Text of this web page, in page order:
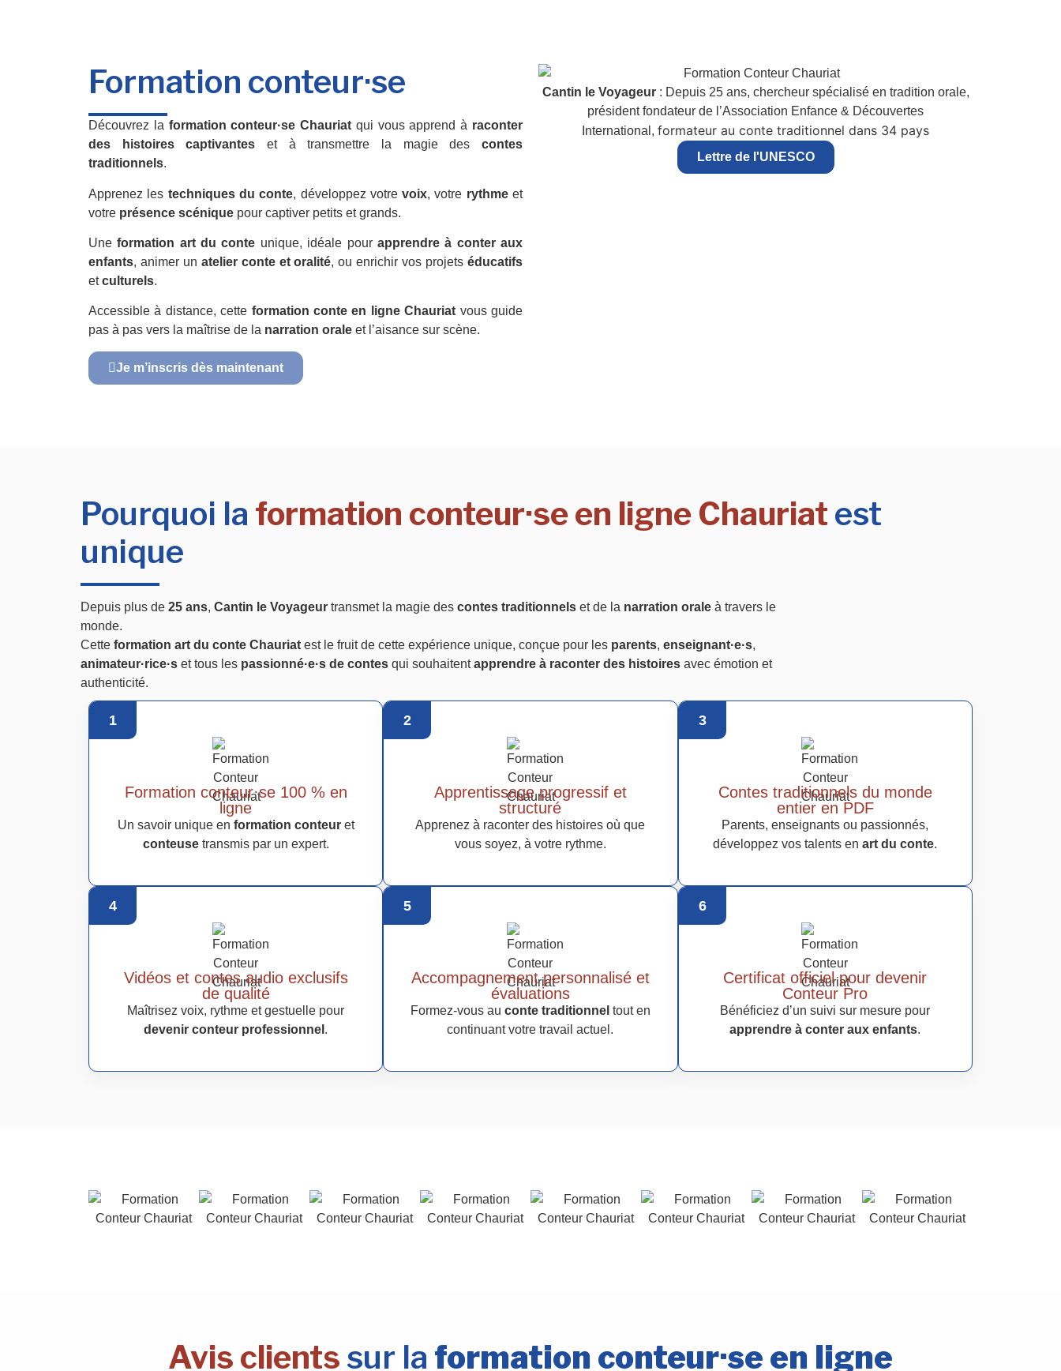
Formation conteur·se
Découvrez la formation conteur·se Chauriat qui vous apprend à raconter
des histoires captivantes et à transmettre la magie descontes
traditionnels.
Apprenez les techniques du conte, développez votrevoix, votre rythmeet
votre présence scénique pour captiver petits et grands.
Uneformation art du conte unique, idéale pour apprendre à conter aux
enfants, animer un atelier conte et oralité, ou enrichir vos projetséducatifs
etculturels.
Accessible à distance, cette formation conte en ligne Chauriat vous guide
pas à pas vers la maîtrise de la narration orale et l’aisance sur scène.
Je m’inscris dès maintenant
Cantin le Voyageur: Depuis 25 ans, chercheur spécialisé en tradition orale,
président fondateur de l’Association Enfance & Découvertes
International, formateur au conte traditionnel dans 34 pays
Lettre de l'UNESCO
Pourquoi la formation conteur·se en ligne Chauriat est
unique
Depuis plus de 25 ans, Cantin le Voyageur transmet la magie des contes traditionnels et de la narration orale à travers le
monde.
Cette formation art du conte Chauriat est le fruit de cette expérience unique, conçue pour les parents, enseignant·e·s,
animateur·rice·s et tous les passionné·e·s de contes qui souhaitentapprendre à raconter des histoires avec émotion et
authenticité.
1
Formation conteur·se 100 % en
ligne
Un savoir unique en formation conteuret
conteusetransmis par un expert.
2
Apprentissage progressif et
structuré
Apprenez à raconter des histoires où que
vous soyez, à votre rythme.
3
Contes traditionnels du monde
entier en PDF
Parents, enseignants ou passionnés,
développez vos talents enart du conte.
4
Vidéos et contes audio exclusifs
de qualité
Maîtrisez voix, rythme et gestuelle pour
devenir conteur professionnel .
5
Accompagnement personnalisé et
évaluations
Formez-vous au conte traditionnel tout en
continuant votre travail actuel.
6
Certificat officiel pour devenir
Conteur Pro
Bénéficiez d’un suivi sur mesure pour
apprendre à conter aux enfants.
Avis clients sur la formation conteur·se en ligne